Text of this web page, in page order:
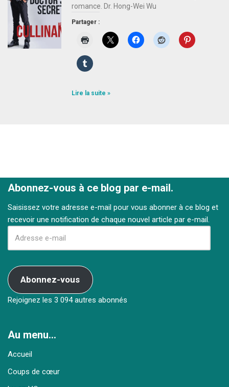
romance. Dr. Hong-Wei Wu
Partager :
Lire la suite »
Abonnez-vous à ce blog par e-mail.
Saisissez votre adresse e-mail pour vous abonner à ce blog et
recevoir une notification de chaque nouvel article par e-mail.
Abonnez-vous
Rejoignez les 3 094 autres abonnés
Au menu…
Accueil
Coups de cœur